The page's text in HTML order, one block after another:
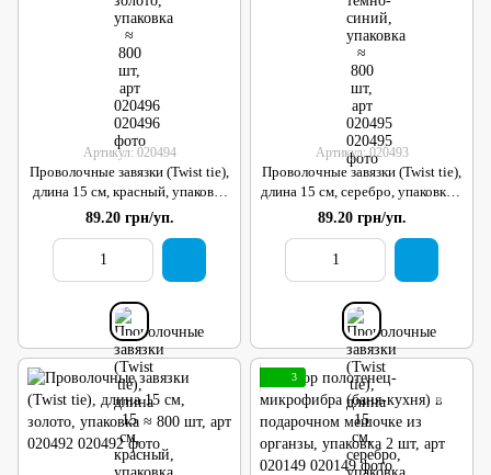
Артикул: 020494
Проволочные завязки (Twist tie),
длина 15 см, красный, упаковка
≈ 800 шт, арт 020494
89.20 грн/уп.
Артикул: 020493
Проволочные завязки (Twist tie),
длина 15 см, серебро, упаковка ≈
800 шт, арт 020493
89.20 грн/уп.
3